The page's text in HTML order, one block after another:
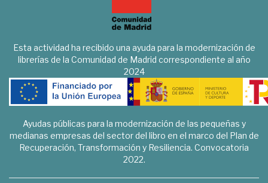
Esta actividad ha recibido una ayuda para la modernización de
librerías de la Comunidad de Madrid correspondiente al año
2024
Ayudas públicas para la modernización de las pequeñas y
medianas empresas del sector del libro en el marco del Plan de
Recuperación, Transformación y Resiliencia. Convocatoria
2022.